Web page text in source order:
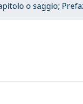
o saggio;